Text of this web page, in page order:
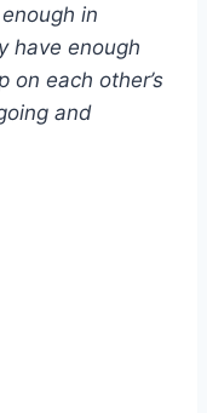
in
have enough
on each other’s
and